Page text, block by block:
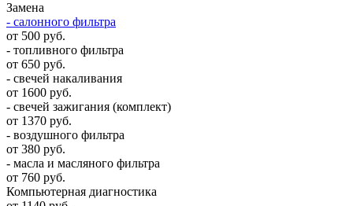
Замена
- салонного фильтра
от 500 руб.
- топливного фильтра
от 650 руб.
- свечей накаливания
от 1600 руб.
- свечей зажигания (комплект)
от 1370 руб.
- воздушного фильтра
от 380 руб.
- масла и масляного фильтра
от 760 руб.
Компьютерная диагностика